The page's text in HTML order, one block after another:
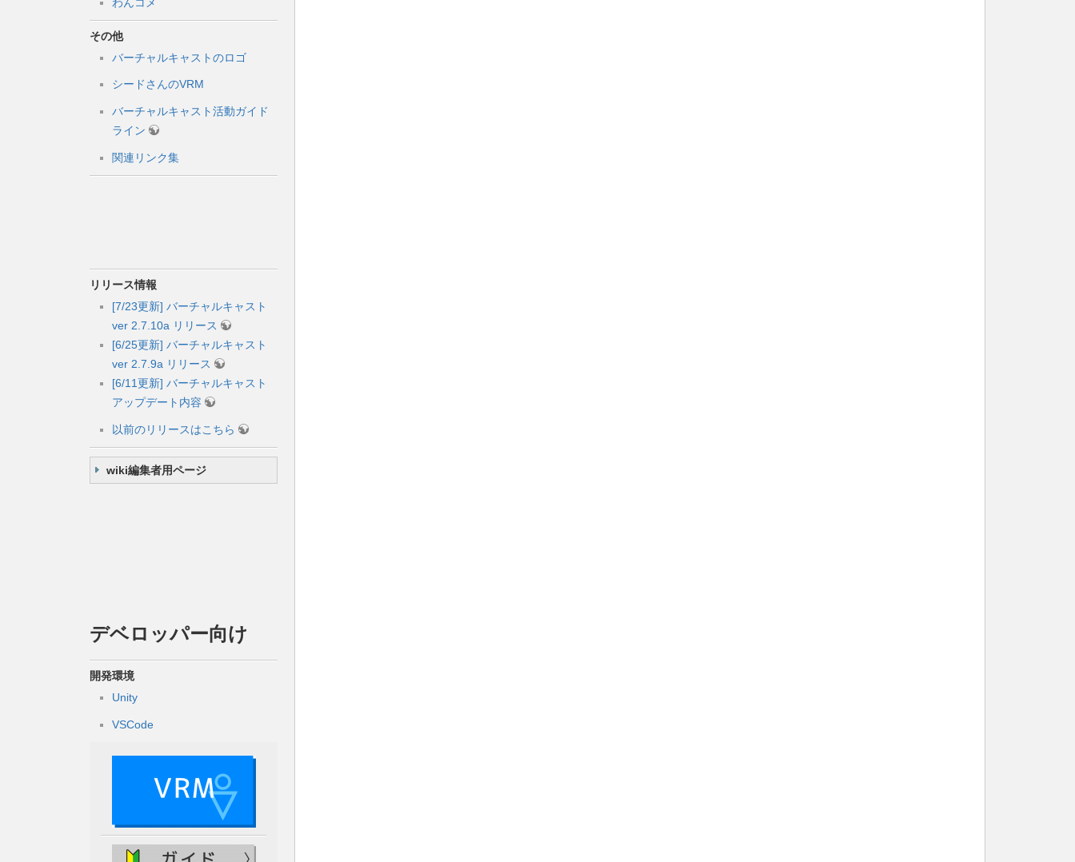
その他
バーチャルキャストのロゴ
シードさんのVRM
バーチャルキャスト活動ガイド
ライン
関連リンク集
リリース情報
[7/23更新] バーチャルキャスト
ver 2.7.10a リリース
[6/25更新] バーチャルキャスト
ver 2.7.9a リリース
[6/11更新] バーチャルキャスト
アップデート内容
以前のリリースはこちら
wiki編集者用ページ
デベロッパー向け
開発環境
Unity
VSCode